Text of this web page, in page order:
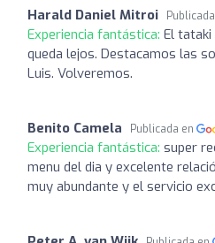
Harald Daniel Mitroi
Experiencia fantástica: El tataki
queda lejos. Destacamos las
Luis. Volveremos.
Benito Camela Publicada en
Experiencia fantástica: super
menu del dia y excelente
muy abundante y el servicio